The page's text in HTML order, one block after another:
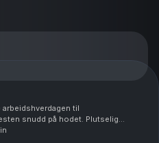
arbeidshverdagen til
snudd på hodet. Plutselig
om å tenke smittevern, bruke